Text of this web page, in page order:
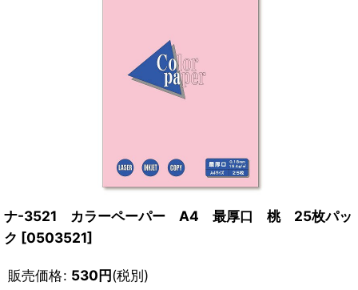
ナ-3521 カラーペーパー A4 最厚口 桃 25枚パッ
ク [0503521]
販売価格: 530円(税別)